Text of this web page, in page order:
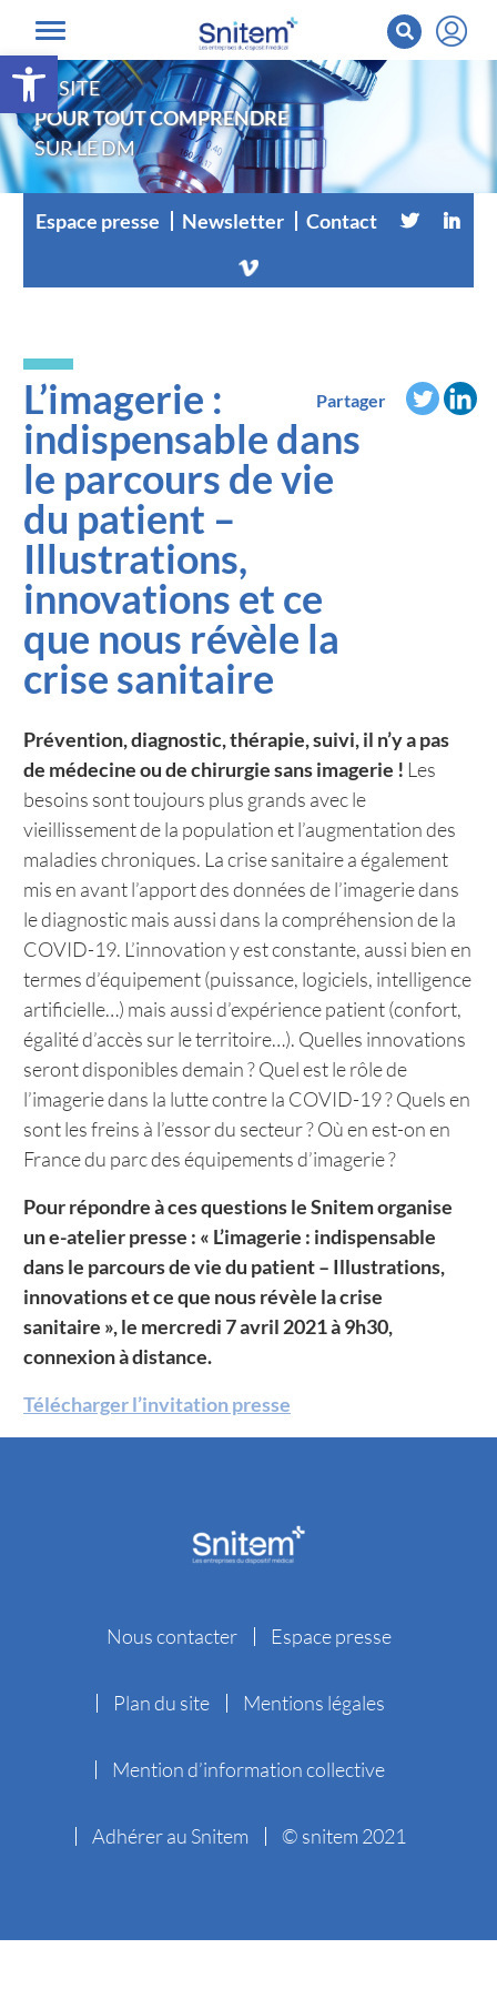
Ouvrir la barre d’outils
LE SITE
POUR TOUT COMPRENDRE
SUR LE DM
Espace presse Newsletter Contact
L’imagerie :
indispensable dans
le parcours de vie
du patient –
Illustrations,
innovations et ce
que nous révèle la
crise sanitaire
Partager
Prévention, diagnostic, thérapie, suivi, il n’y a pas
de médecine ou de chirurgie sans imagerie ! Les
besoins sont toujours plus grands avec le
vieillissement de la population et l’augmentation des
maladies chroniques. La crise sanitaire a également
mis en avant l’apport des données de l’imagerie dans
le diagnostic mais aussi dans la compréhension de la
COVID-19. L’innovation y est constante, aussi bien en
termes d’équipement (puissance, logiciels, intelligence
artificielle…) mais aussi d’expérience patient (confort,
égalité d’accès sur le territoire…). Quelles innovations
seront disponibles demain ? Quel est le rôle de
l’imagerie dans la lutte contre la COVID-19 ? Quels en
sont les freins à l’essor du secteur ? Où en est-on en
France du parc des équipements d’imagerie ?
Pour répondre à ces questions le Snitem organise
un e-atelier presse : « L’imagerie : indispensable
dans le parcours de vie du patient – Illustrations,
innovations et ce que nous révèle la crise
sanitaire », le mercredi 7 avril 2021 à 9h30,
connexion à distance.
Télécharger l’invitation presse
Nous contacter Espace presse
Plan du site Mentions légales
Mention d’information collective
Adhérer au Snitem © snitem 2021